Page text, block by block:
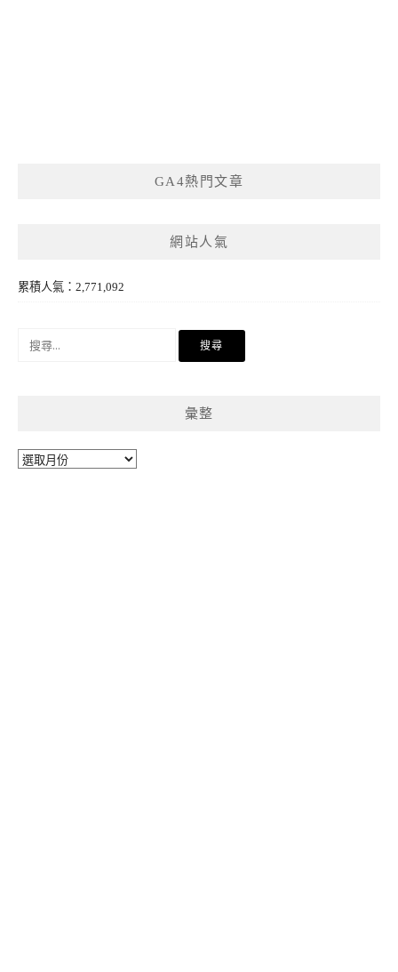
GA4熱門文章
網站人氣
累積人氣：2,771,092
彙整
彙